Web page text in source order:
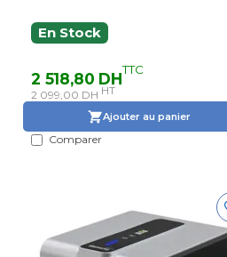
En Stock
2 518,80 DHTTC
2 099,00 DH HT
Ajouter au panier
Comparer